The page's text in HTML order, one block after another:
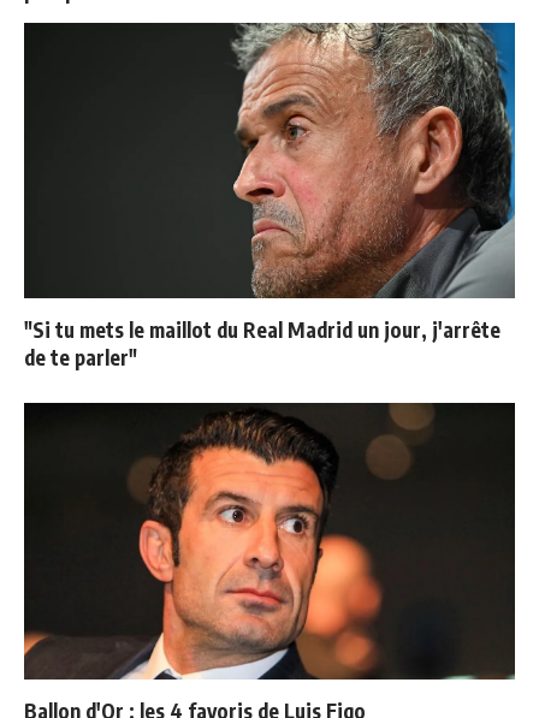
"Si tu mets le maillot du Real Madrid un jour, j'arrête
de te parler"
Ballon d'Or : les 4 favoris de Luis Figo